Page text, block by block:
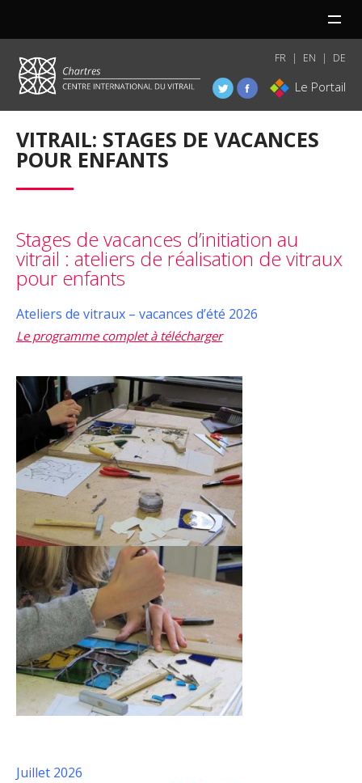
FR EN DE
Le Portail
VITRAIL: STAGES DE VACANCES
POUR ENFANTS
Stages de vacances d’initiation au
vitrail : ateliers de réalisation de vitraux
pour enfants
Ateliers de vitraux – vacances d’été 2026
Le programme complet à télécharger
Juillet 2026